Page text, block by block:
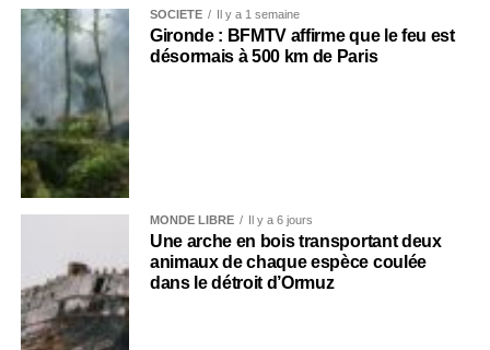
SOCIÉTÉ Il y a 1 semaine
Gironde : BFMTV affirme que le feu est
désormais à 500 km de Paris
MONDE LIBRE Il y a 6 jours
Une arche en bois transportant deux
animaux de chaque espèce coulée
dans le détroit d’Ormuz